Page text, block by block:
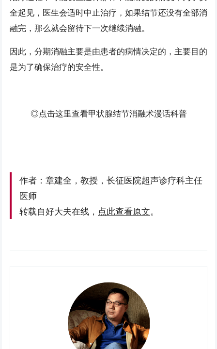
全起见，医生会适时中止治疗，如果结节还没有全部消
融完，那么就会留待下一次继续消融。
因此，分期消融主要是由患者的病情决定的，主要目的
是为了确保治疗的安全性。
◎点击这里查看甲状腺结节消融术漫话科普
作者：章建全，教授，长征医院超声诊疗科主任
医师
转载自好大夫在线， 点此查看原文。